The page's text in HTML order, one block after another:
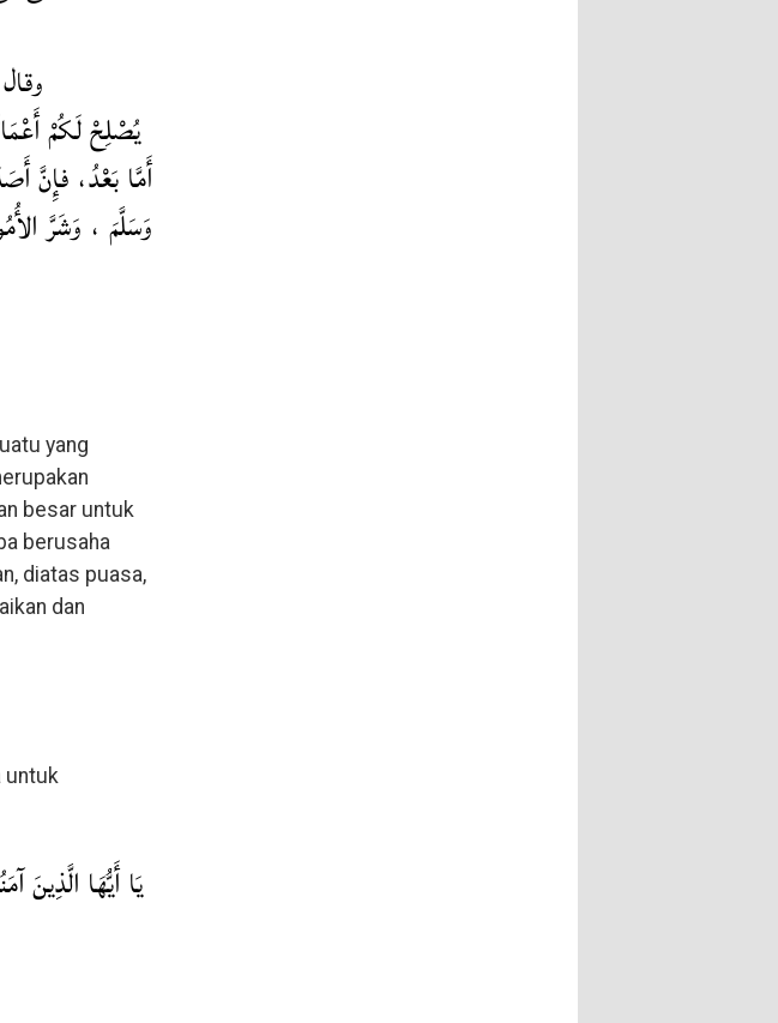
يُصْلِحْ لَكُمْ
أَمَّا بَعْدُ، فإِنَّ
وَسَلَّمَ ، وَشَرَّ
yang
besar untuk
berusaha
diatas puasa,
dan
untuk
يَا أَيُّهَا الَّذِينَ